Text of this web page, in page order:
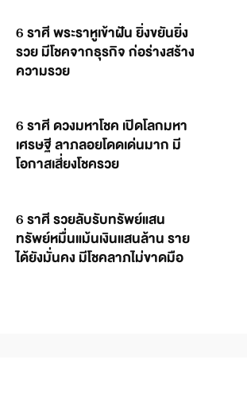
6 ราศี พระราหูเข้าฝัน ยิ่งขยันยิ่ง
รวย มีโชคจากธุรกิจ ก่อร่างสร้าง
ความรวย
6 ราศี ดวงมหาโชค เปิดโลกมหา
เศรษฐี ลาภลอยโดดเด่นมาก มี
โอกาสเสี่ยงโชครวย
6 ราศี รวยลับรับทรัพย์แสน
ทรัพย์หมื่นแม้นเงินแสนล้าน ราย
ได้ยังมั่นคง มีโชคลาภไม่ขาดมือ